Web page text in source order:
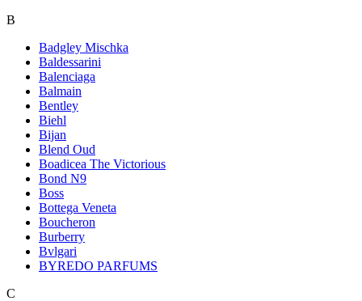
B
Badgley Mischka
Baldessarini
Balenciaga
Balmain
Bentley
Biehl
Bijan
Blend Oud
Boadicea The Victorious
Bond N9
Boss
Bottega Veneta
Boucheron
Burberry
Bvlgari
BYREDO PARFUMS
C